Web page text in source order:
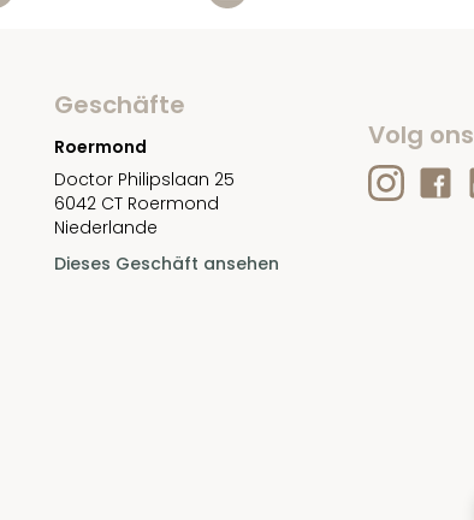
Geschäfte
Roermond
Doctor Philipslaan 25
6042 CT Roermond
Niederlande
Dieses Geschäft ansehen
Volg ons